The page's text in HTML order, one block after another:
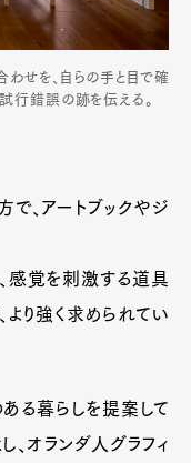
せを、自らの手と目で確
試行錯誤の跡を伝える。
、アートブックやジ
感覚を刺激する道具
り強く求められてい
る暮らしを提案して
オランダ人グラフィ